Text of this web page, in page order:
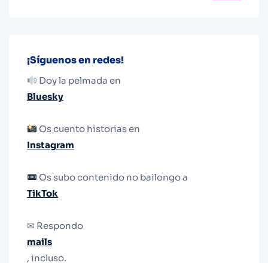
¡Síguenos en redes!
Doy la pelmada en
Bluesky
Os cuento historias en
Instagram
Os subo contenido no bailongo a
TikTok
✉ Respondo
mails
, incluso.